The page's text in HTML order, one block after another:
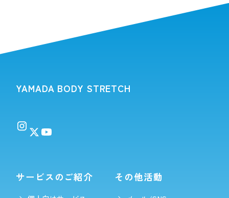
YAMADA BODY STRETCH
サービスのご紹介 その他活動